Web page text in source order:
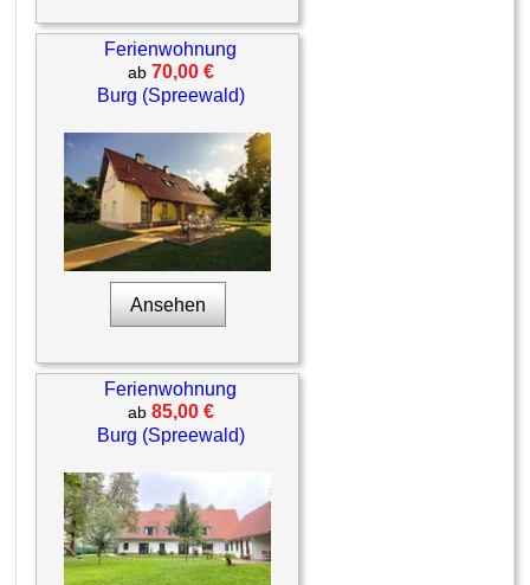
Ferienwohnung
ab 70,00 €
Burg (Spreewald)
Ansehen
Ferienwohnung
ab 85,00 €
Burg (Spreewald)